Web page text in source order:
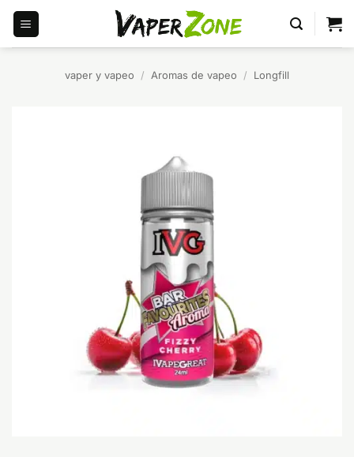
Saltar
contenido
vaper y vapeo / Aromas de vapeo / Longfill